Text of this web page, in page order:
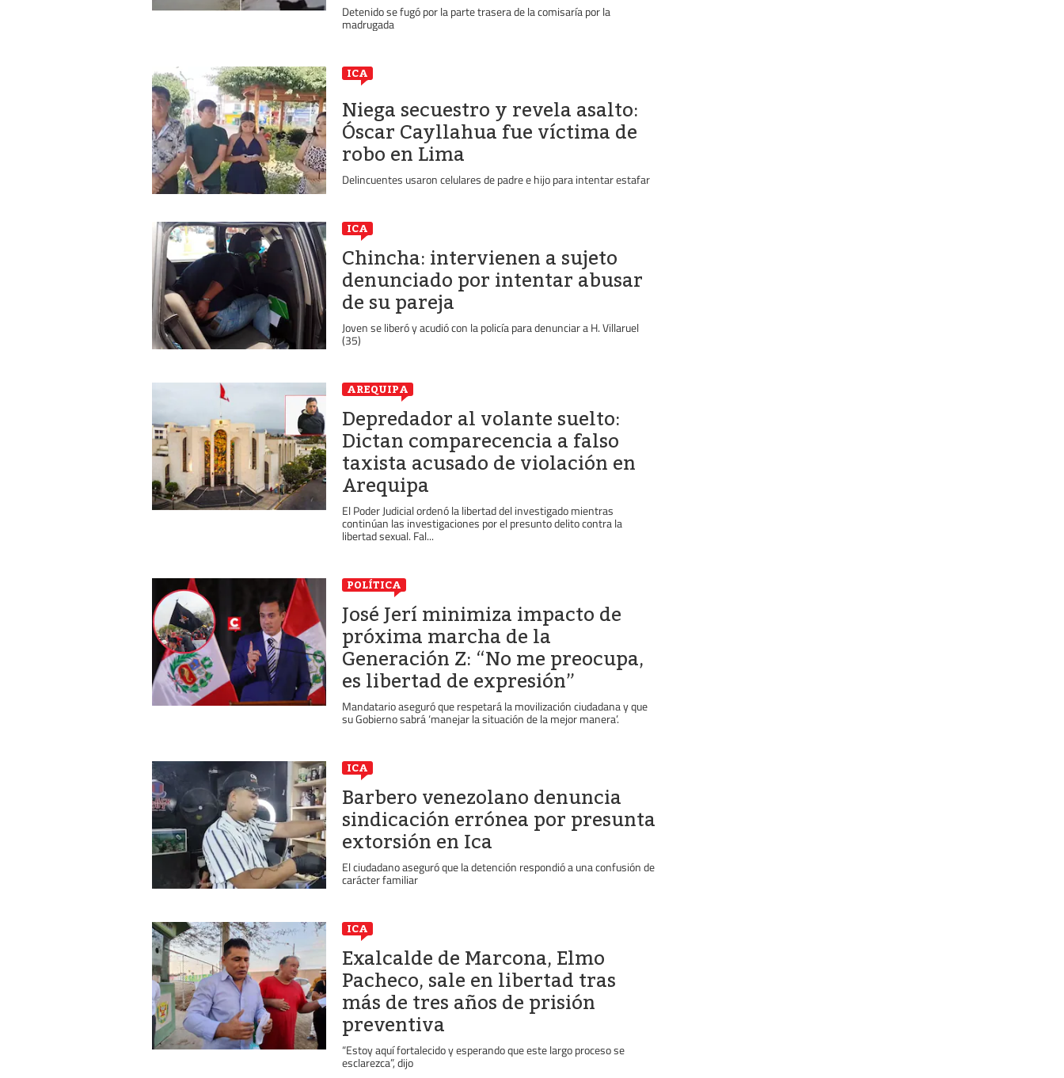
Detenido se fugó por la parte trasera de la comisaría por la
madrugada
ICA
Niega secuestro y revela asalto:
Óscar Cayllahua fue víctima de
robo en Lima
Delincuentes usaron celulares de padre e hijo para intentar estafar
ICA
Chincha: intervienen a sujeto
denunciado por intentar abusar
de su pareja
Joven se liberó y acudió con la policía para denunciar a H. Villaruel
(35)
AREQUIPA
Depredador al volante suelto:
Dictan comparecencia a falso
taxista acusado de violación en
Arequipa
El Poder Judicial ordenó la libertad del investigado mientras
continúan las investigaciones por el presunto delito contra la
libertad sexual. Fal...
POLÍTICA
José Jerí minimiza impacto de
próxima marcha de la
Generación Z: “No me preocupa,
es libertad de expresión”
Mandatario aseguró que respetará la movilización ciudadana y que
su Gobierno sabrá ‘manejar la situación de la mejor manera’.
ICA
Barbero venezolano denuncia
sindicación errónea por presunta
extorsión en Ica
El ciudadano aseguró que la detención respondió a una confusión de
carácter familiar
ICA
Exalcalde de Marcona, Elmo
Pacheco, sale en libertad tras
más de tres años de prisión
preventiva
“Estoy aquí fortalecido y esperando que este largo proceso se
esclarezca”, dijo